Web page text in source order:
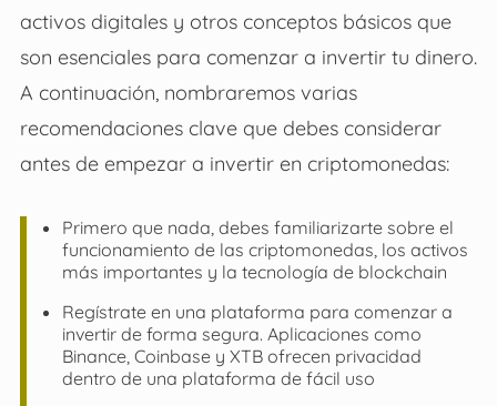
activos digitales y otros conceptos básicos que
son esenciales para comenzar a invertir tu dinero.
A continuación, nombraremos varias
recomendaciones clave que debes considerar
antes de empezar a invertir en criptomonedas:
Primero que nada, debes familiarizarte sobre el
funcionamiento de las criptomonedas, los activos
más importantes y la tecnología de blockchain
Regístrate en una plataforma para comenzar a
invertir de forma segura. Aplicaciones como
Binance, Coinbase y XTB ofrecen privacidad
dentro de una plataforma de fácil uso